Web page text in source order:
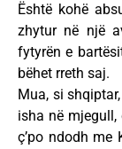
Është kohë
zhytur në një
fytyrën e
bëhet rreth saj.
Mua, si
isha në mjegull,
ç’po ndodh me